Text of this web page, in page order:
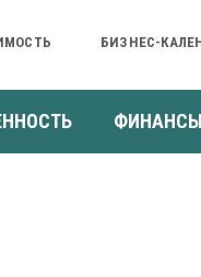
БИЗНЕС-
ФИНАНСЫ